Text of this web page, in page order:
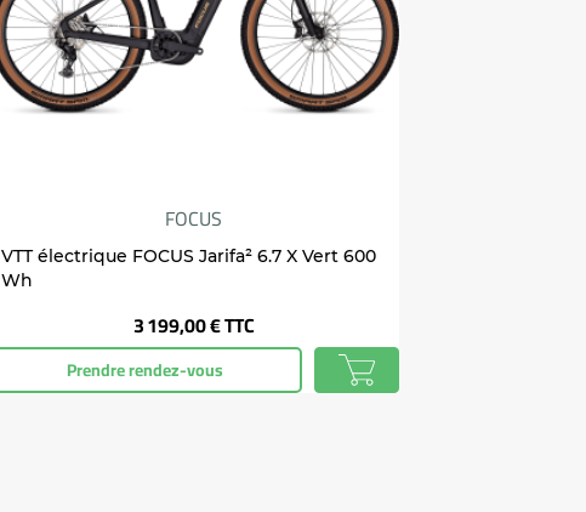
FOCUS
VTT électrique FOCUS Jarifa² 6.7 X Vert 600
Wh
Prix
3 199,00 €TTC
Prendre rendez-vous